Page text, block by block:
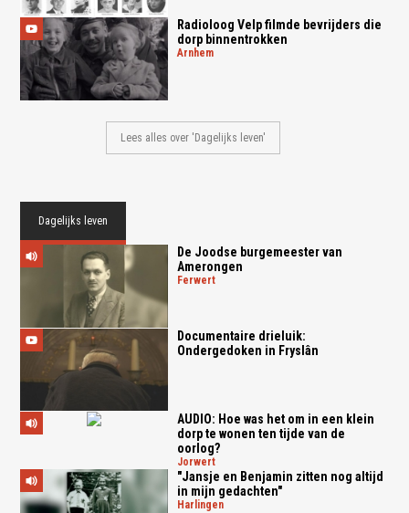
Radioloog Velp filmde bevrijders die
dorp binnentrokken
arnhem
Lees alles over 'Dagelijks leven'
Dagelijks leven
De Joodse burgemeester van
Amerongen
ferwert
Documentaire drieluik:
Ondergedoken in Fryslân
AUDIO: Hoe was het om in een klein
dorp te wonen ten tijde van de
oorlog?
jorwert
"Jansje en Benjamin zitten nog altijd
in mijn gedachten"
harlingen